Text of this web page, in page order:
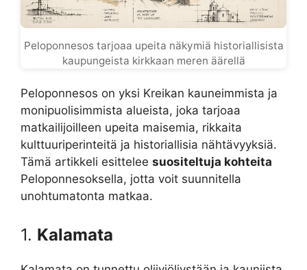
Peloponnesos tarjoaa upeita näkymiä historiallisista
kaupungeista kirkkaan meren äärellä
Peloponnesos on yksi Kreikan kauneimmista ja
monipuolisimmista alueista, joka tarjoaa
matkailijoilleen upeita maisemia, rikkaita
kulttuuriperinteitä ja historiallisia nähtävyyksiä.
Tämä artikkeli esittelee suositeltuja kohteita
Peloponnesoksella, jotta voit suunnitella
unohtumatonta matkaa.
1. Kalamata